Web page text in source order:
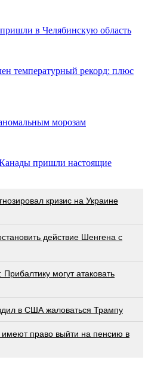
в Челябинскую область
температурный рекорд: плюс
морозам
пришли настоящие
кризис на Украине
действие Шенгена с
могут атаковать
в США жаловаться Трампу
имеют право выйти на пенсию в